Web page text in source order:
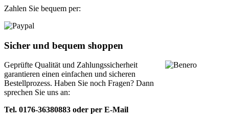
Zahlen Sie bequem per:
Sicher und bequem shoppen
Geprüfte Qualität und Zahlungssicherheit
garantieren einen einfachen und sicheren
Bestellprozess. Haben Sie noch Fragen? Dann
sprechen Sie uns an:
Tel. 0176-36380883 oder per E-Mail